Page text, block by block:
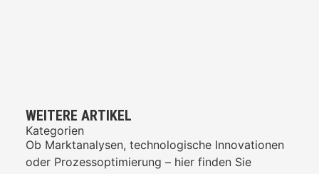
WEITERE ARTIKEL
Kategorien
Ob Marktanalysen, technologische Innovationen
oder Prozessoptimierung – hier finden Sie